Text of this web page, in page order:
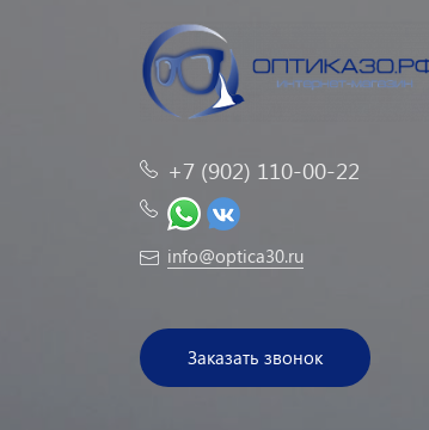
+7 (902) 110-00-22
info@optica30.ru
Заказать звонок